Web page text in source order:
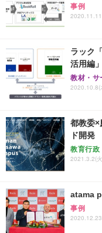
事例
ラック
活用編
教材・サ
2020.10.8(
都教委×
ド開発
教育行政
2021.3.2(
atama
事例